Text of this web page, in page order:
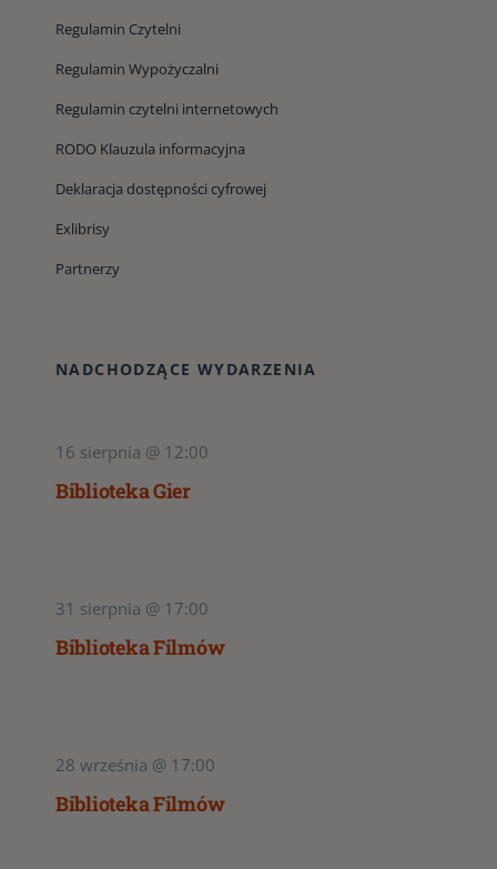
Regulamin Czytelni
Regulamin Wypożyczalni
Regulamin czytelni internetowych
RODO Klauzula informacyjna
Deklaracja dostępności cyfrowej
Exlibrisy
Partnerzy
NADCHODZĄCE WYDARZENIA
16 sierpnia @ 12:00
Biblioteka Gier
31 sierpnia @ 17:00
Biblioteka Filmów
28 września @ 17:00
Biblioteka Filmów